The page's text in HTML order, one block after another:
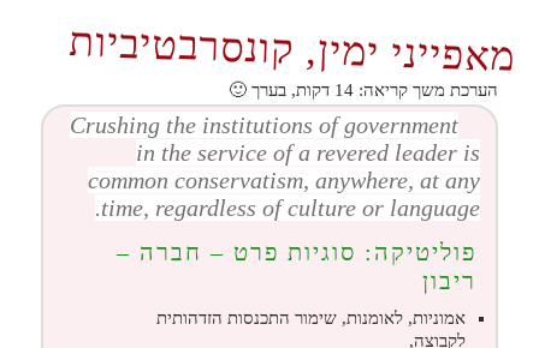
מאפייני ימין, קונסרבטיביות
הערכת משך קריאה: 14 דקות, בערך 🙂
Crushing the institutions of government
in the service of a revered leader is
common conservatism, anywhere, at any
time, regardless of culture or language.
פוליטיקה: סוגיות פרט – חברה –
ריבון
אמוניות, לאומנות, שימור התכנסות הזדהותית
לקבוצה,